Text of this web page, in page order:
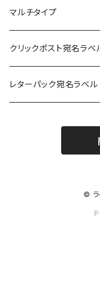
光沢紙
耐水フィルム
訂正用
光沢紙
和紙
フィルム
簡易印刷
マルチタイプ
クリックポスト宛名ラベ
レターパック宛名ラベル
© ラ